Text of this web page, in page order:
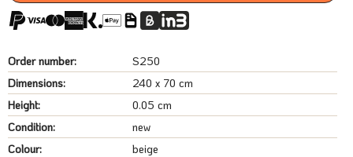
Order number:
S250
Dimensions:
240 x 70 cm
Height:
0.05 cm
Condition:
new
Colour:
beige